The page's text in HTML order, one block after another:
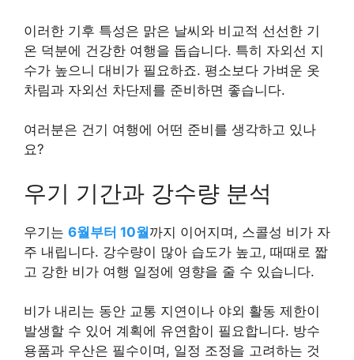
이러한 기후 특성은 맑은 날씨와 비교적 선선한 기
온 덕분에 건강한 여행을 돕습니다. 특히 자외선 지
수가 높으니 대비가 필요하죠. 평소보다 가벼운 옷
차림과 자외선 차단제를 준비하면 좋습니다.
여러분은 건기 여행에 어떤 준비를 생각하고 있나
요?
우기 기간과 강수량 분석
우기는 6월부터 10월까지 이어지며, 스콜성 비가 자
주 내립니다. 강수량이 많아 습도가 높고, 때때로 짧
고 강한 비가 여행 일정에 영향을 줄 수 있습니다.
비가 내리는 동안 교통 지연이나 야외 활동 제한이
발생할 수 있어 계획에 유연함이 필요합니다. 방수
용품과 우산은 필수이며, 일정 조정을 고려하는 것